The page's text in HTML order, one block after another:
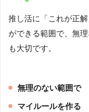
推し活に「これが正
ができる範囲で、無
も大切です。
無理のない範囲で
マイルールを作る